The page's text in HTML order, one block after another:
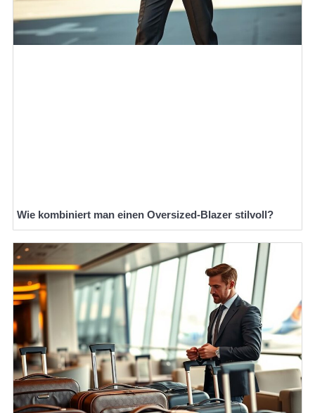
Wie kombiniert man einen Oversized-Blazer stilvoll?